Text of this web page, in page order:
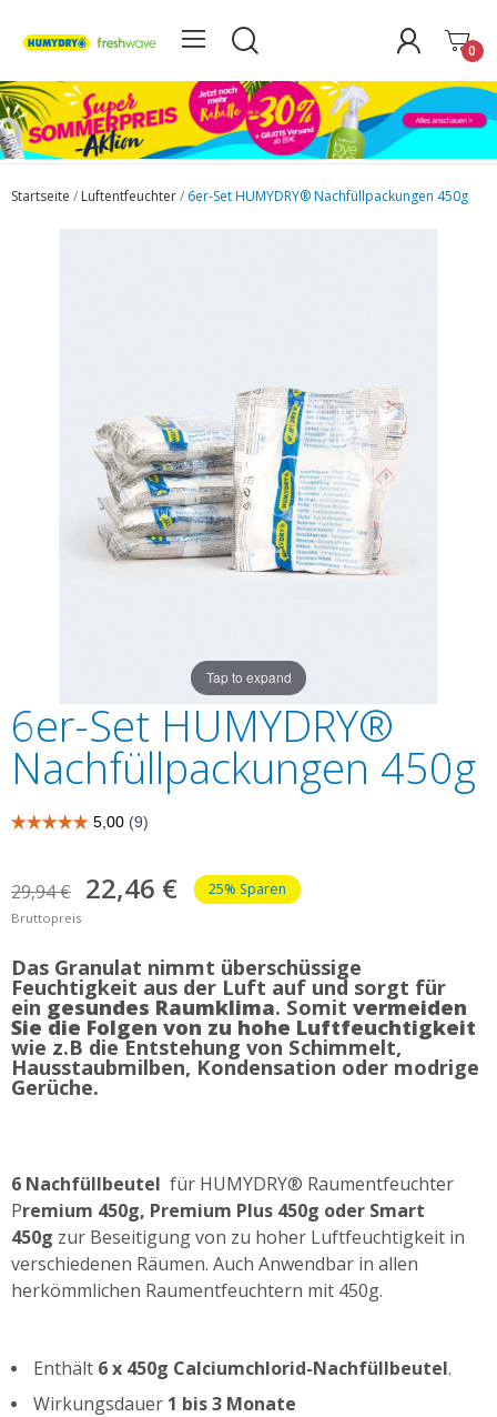
0
Startseite Luftentfeuchter 6er-Set HUMYDRY® Nachfüllpackungen 450g
Tap to expand
6er-Set HUMYDRY®
Nachfüllpackungen 450g
29,94 € 22,46 € 25% Sparen
Bruttopreis
Das Granulat nimmt überschüssige
Feuchtigkeit aus der Luft auf und sorgt für
ein gesundes Raumklima. Somit vermeiden
Sie die Folgen von zu hohe Luftfeuchtigkeit
wie z.B die Entstehung von Schimmelt,
Hausstaubmilben, Kondensation oder modrige
Gerüche.
6 Nachfüllbeutel für HUMYDRY® Raumentfeuchter
Premium 450g, Premium Plus 450g oder Smart
450g zur Beseitigung von zu hoher Luftfeuchtigkeit in
verschiedenen Räumen. Auch Anwendbar in allen
herkömmlichen Raumentfeuchtern mit 450g.
Enthält 6 x 450g Calciumchlorid-Nachfüllbeutel.
Wirkungsdauer 1 bis 3 Monate